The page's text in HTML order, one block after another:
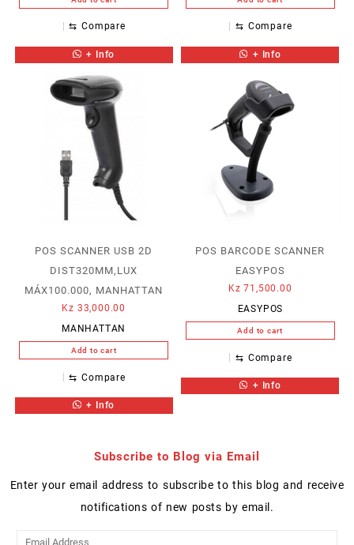
⇆ Compare
+ Info
⇆ Compare
+ Info
POS SCANNER USB 2D
DIST320MM,LUX
MÁX100.000, MANHATTAN
Kz 33,000.00
MANHATTAN
Add to cart
⇆ Compare
+ Info
POS BARCODE SCANNER
EASYPOS
Kz 71,500.00
EASYPOS
Add to cart
⇆ Compare
+ Info
Subscribe to Blog via Email
Enter your email address to subscribe to this blog and receive
notifications of new posts by email.
Email